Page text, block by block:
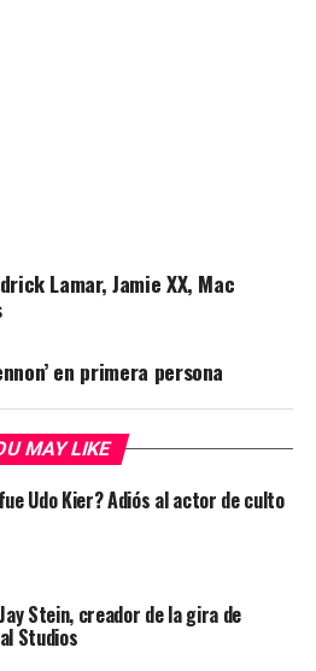
Lamar, Jamie XX, Mac
en primera persona
MAY LIKE
Udo Kier? Adiós al actor de culto
Stein, creador de la gira de
Studios